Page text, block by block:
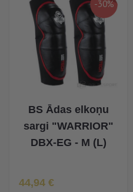
-30%
BS Ādas elkoņu
sargi "WARRIOR"
DBX-EG - M (L)
Īpaša Cena
44,94 €